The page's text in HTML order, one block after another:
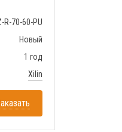
R-70-60-PU
Новый
1 год
Xilin